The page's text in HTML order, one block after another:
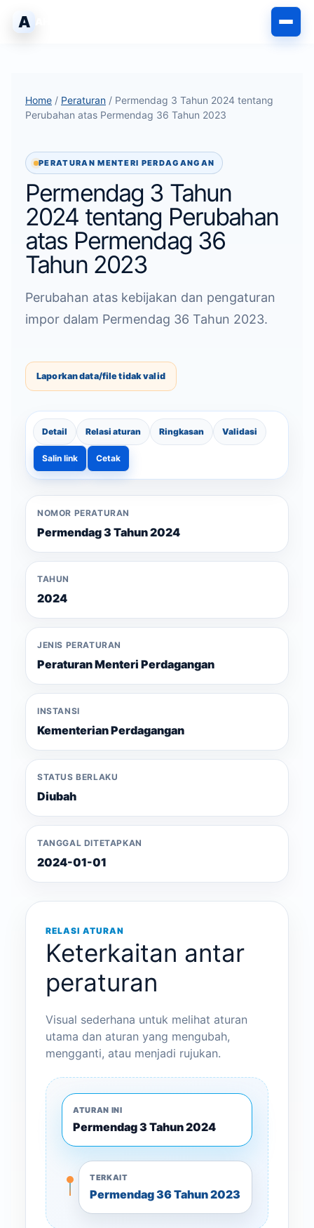
A
Home / Peraturan / Permendag 3 Tahun 2024 tentang
Perubahan atas Permendag 36 Tahun 2023
PERATURAN MENTERI PERDAGANGAN
Permendag 3 Tahun
2024 tentang Perubahan
atas Permendag 36
Tahun 2023
Perubahan atas kebijakan dan pengaturan
impor dalam Permendag 36 Tahun 2023.
Laporkan data/file tidak valid
Detail Relasi aturan Ringkasan Validasi
Salin link Cetak
NOMOR PERATURAN
Permendag 3 Tahun 2024
TAHUN
2024
JENIS PERATURAN
Peraturan Menteri Perdagangan
INSTANSI
Kementerian Perdagangan
STATUS BERLAKU
Diubah
TANGGAL DITETAPKAN
2024-01-01
RELASI ATURAN
Keterkaitan antar
peraturan
Visual sederhana untuk melihat aturan
utama dan aturan yang mengubah,
mengganti, atau menjadi rujukan.
ATURAN INI
Permendag 3 Tahun 2024
TERKAIT
Permendag 36 Tahun 2023